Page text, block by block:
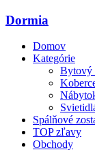
Dormia
Domov
Kategórie
Bytový
Spálňové
TOP zľavy
Obchody